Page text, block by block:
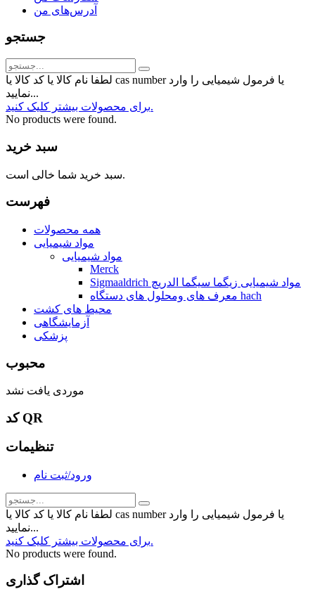
آدرس‌های من
جستجو
لطفا نام کالا یا کد کالا یا cas number یا فرمول شیمیایی را وارد
نمایید...
برای محصولات بیشتر کلیک کنید.
No products were found.
سبد خرید
سبد خرید شما خالی است.
فهرست
همه محصولات
مواد شیمیایی
مواد شیمیایی
Merck
Sigmaaldrich مواد شیمیایی زیگما سیگما الدریچ
معرف های ومحلول های دستگاه hach
محیط های کشت
آزمایشگاهی
پزشکی
محبوب
موردی یافت نشد
کد QR
تنظیمات
ورود/ثبت نام
لطفا نام کالا یا کد کالا یا cas number یا فرمول شیمیایی را وارد
نمایید...
برای محصولات بیشتر کلیک کنید.
No products were found.
اشتراک گذاری